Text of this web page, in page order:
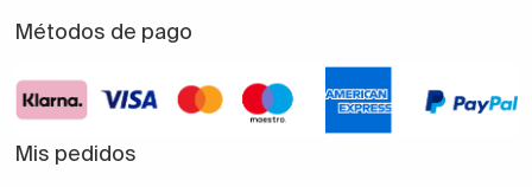
Métodos de pago
Mis pedidos